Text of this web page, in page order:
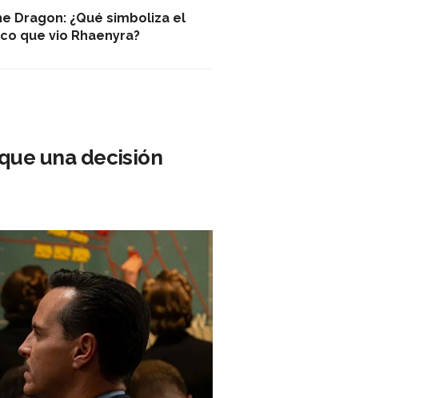
Dragon: ¿Qué simboliza el
que vio Rhaenyra?
una decisión